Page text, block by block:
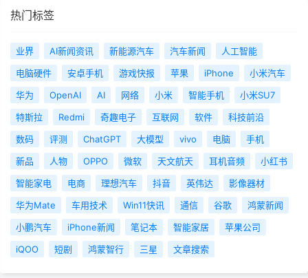
热门标签
业界 AI新闻资讯 新能源汽车 汽车新闻
人工智能
电脑硬件
安卓手机 游戏快报 苹果 iPhone
小米汽车
华为
OpenAI AI 网络 小米 智能手机
小米SU7
特斯拉
Redmi 奇趣电子 互联网 软件
科技前沿
数码
评测 ChatGPT 大模型 vivo 电脑
手机
新品
人物 OPPO 微软 天文航天 耳机音频
小红书
智能家电
电商 理想汽车 抖音 英伟达
影像器材
华为Mate
车用技术 Win11快讯 通信 谷歌
鸿蒙新闻
小鹏汽车
iPhone新闻 笔记本 智能家居
苹果公司
iQOO
短剧 鸿蒙智行 三星 文章搜索